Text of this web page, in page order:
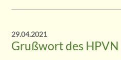
29.04.2021
Grußwort des HPVN